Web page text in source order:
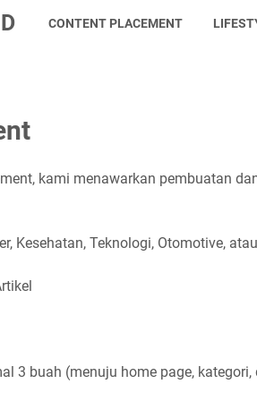
CONTENT PLACEMENT
kami menawarkan pembuatan
Kesehatan, Teknologi, Otomotive,
3 buah (menuju home page,